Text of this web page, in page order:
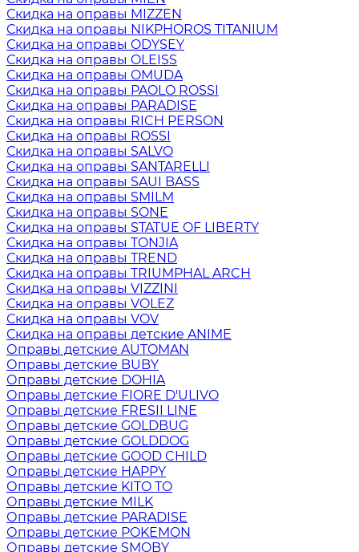
Скидка на оправы MIZZEN
Скидка на оправы NIKPHOROS TITANIUM
Скидка на оправы ODYSEY
Скидка на оправы OLEISS
Скидка на оправы OMUDA
Скидка на оправы PAOLO ROSSI
Скидка на оправы PARADISE
Скидка на оправы RICH PERSON
Скидка на оправы ROSSI
Скидка на оправы SALVO
Скидка на оправы SANTARELLI
Скидка на оправы SAUI BASS
Скидка на оправы SMILM
Скидка на оправы SONE
Скидка на оправы STATUE OF LIBERTY
Скидка на оправы TONJIA
Скидка на оправы TREND
Скидка на оправы TRIUMPHAL ARCH
Скидка на оправы VIZZINI
Скидка на оправы VOLEZ
Скидка на оправы VOV
Скидка на оправы детские ANIME
Оправы детские AUTOMAN
Оправы детские BUBY
Оправы детские DOHIA
Оправы детские FIORE D'ULIVO
Оправы детские FRESII LINE
Оправы детские GOLDBUG
Оправы детские GOLDDOG
Оправы детские GOOD CHILD
Оправы детские HAPPY
Оправы детские KITO TO
Оправы детские MILK
Оправы детские PARADISE
Оправы детские POKEMON
Оправы детские SMOBY